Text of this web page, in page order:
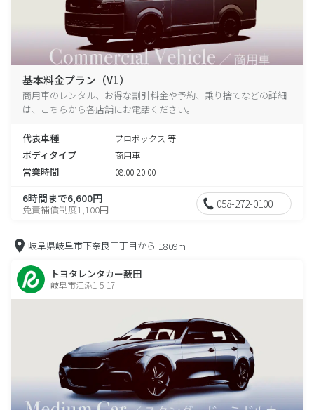
基本料金プラン（V1）
商用車のレンタル、お得な割引料金や予約、乗り捨てなどの詳細
は、こちらから各店舗にお電話ください。
代表車種 プロボックス 等
ボディタイプ 商用車
営業時間 08:00-20:00
6時間まで6,600円
免責補償制度1,100円 058-272-0100
岐阜県岐阜市下奈良三丁目から 1809m
トヨタレンタカー薮田
岐阜市江添1-5-17